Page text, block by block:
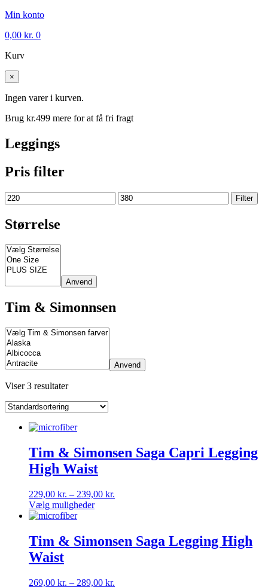
Min konto
0,00 kr. 0
Kurv
×
Ingen varer i kurven.
Brug kr.499 mere for at få fri fragt
Leggings
Pris filter
Mindste
pris
Højeste
pris
Filter
Størrelse
Anvend
Tim & Simonnsen
Anvend
Viser 3 resultater
Tim & Simonsen Saga Capri Legging
High Waist
229,00 kr. – 239,00 kr.
Vælg mulighederDette
varianter.
vælges
Tim & Simonsen Saga Legging High
Waist
269,00 kr. – 289,00 kr.